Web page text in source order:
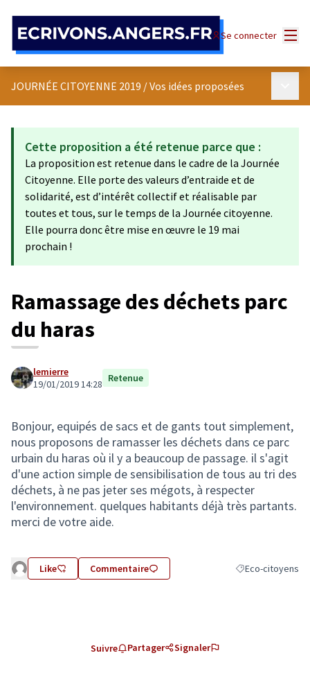
Se connecter
JOURNÉE CITOYENNE 2019 /Vos idées proposées
Cette proposition a été retenue parce que :
La proposition est retenue dans le cadre de la Journée
Citoyenne. Elle porte des valeurs d’entraide et de
solidarité, est d’intérêt collectif et réalisable par
toutes et tous, sur le temps de la Journée citoyenne.
Elle pourra donc être mise en œuvre le 19 mai
prochain !
Ramassage des déchets parc
du haras
lemierre
19/01/2019 14:28 Retenue
Bonjour, equipés de sacs et de gants tout simplement,
nous proposons de ramasser les déchets dans ce parc
urbain du haras où il y a beaucoup de passage. il s'agit
d'une action simple de sensibilisation de tous au tri des
déchets, à ne pas jeter ses mégots, à respecter
l'environnement. quelques habitants déjà très partants.
merci de votre aide.
Like Commentaire Filtrer les
Eco-citoyens
Suivre Partager Signaler